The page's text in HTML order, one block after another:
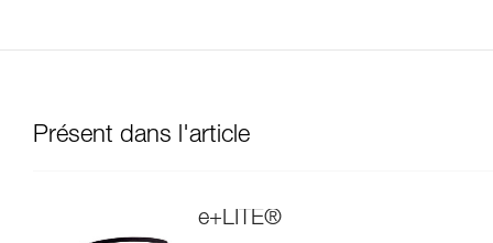
Présent dans l'article
e+LITE®